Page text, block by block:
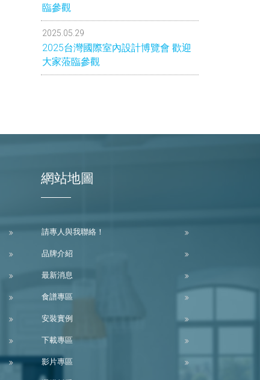
臨參觀
2025.05.29
2025台灣國際室內設計博覽會 歡迎
大家蒞臨參觀
網站地圖
請專人與我聯絡！
品牌介紹
最新消息
食譜專區
安裝實例
下載專區
影片專區